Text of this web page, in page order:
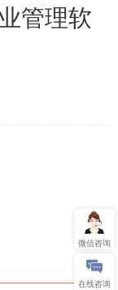
管理软
微信咨询
在线咨询